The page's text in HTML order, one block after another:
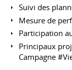
Suivi des
Mesure de
Participation
Principaux
Campagne